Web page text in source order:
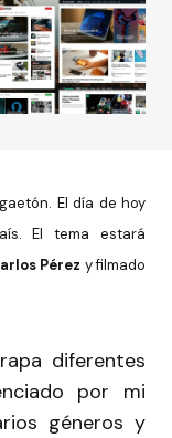
El día de hoy
El tema estará
Pérez y filmado
diferentes
por mi
géneros y